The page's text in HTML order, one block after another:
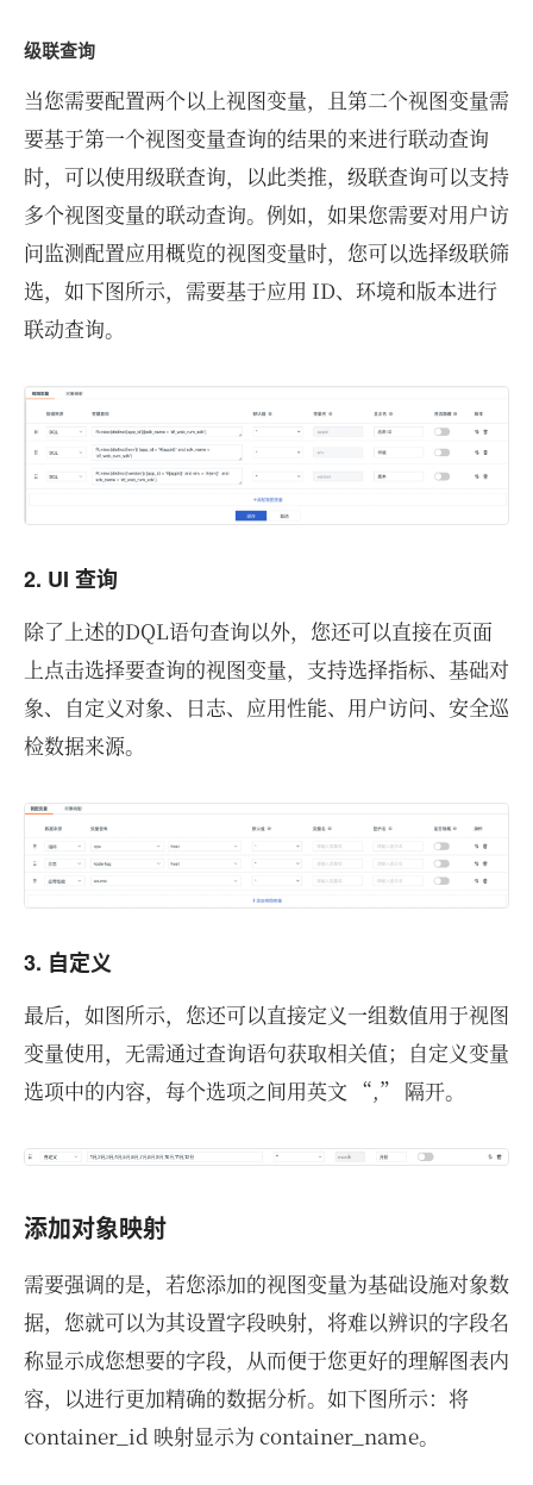
级联查询
当您需要配置两个以上视图变量，且第二个视图变量需
要基于第一个视图变量查询的结果的来进行联动查询
时，可以使用级联查询，以此类推，级联查询可以支持
多个视图变量的联动查询。例如，如果您需要对用户访
问监测配置应用概览的视图变量时，您可以选择级联筛
选，如下图所示，需要基于应用 ID、环境和版本进行
联动查询。
2. UI 查询
除了上述的DQL语句查询以外，您还可以直接在页面
上点击选择要查询的视图变量，支持选择指标、基础对
象、自定义对象、日志、应用性能、用户访问、安全巡
检数据来源。
3. 自定义
最后，如图所示，您还可以直接定义一组数值用于视图
变量使用，无需通过查询语句获取相关值；自定义变量
选项中的内容，每个选项之间用英文 “,” 隔开。
添加对象映射
需要强调的是，若您添加的视图变量为基础设施对象数
据，您就可以为其设置字段映射，将难以辨识的字段名
称显示成您想要的字段，从而便于您更好的理解图表内
容，以进行更加精确的数据分析。如下图所示：将
container_id 映射显示为 container_name。